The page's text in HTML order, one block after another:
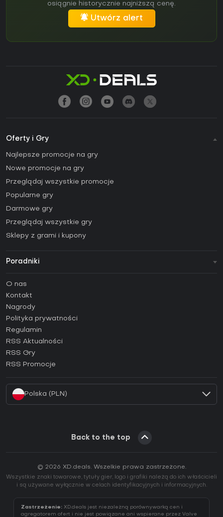
osiągnie historycznie najniższą cenę.
Utwórz alert
Oferty i Gry
Najlepsze promocje na gry
Nowe promocje na gry
Przeglądaj wszystkie promocje
Popularne gry
Darmowe gry
Przeglądaj wszystkie gry
Sklepy z grami i kupony
Poradniki
Poradniki
Jak aktywować klucz Steam (CD Key)?
Jak aktywować klucz Epic Games (CD Key)?
Jak aktywować klucz GOG (CD Key)?
Jak aktywować klucz Ubisoft Connect (CD Key)?
O nas
Kontakt
Nagrody
Polityka prywatności
Regulamin
RSS Aktualności
RSS Gry
RSS Promocje
Polska (PLN)
Back to the top
© 2026 XD.deals. Wszelkie prawa zastrzeżone.
Wszystkie znaki towarowe, tytuły gier, logo i grafiki należą do ich właścicieli
i są używane wyłącznie w celach identyfikacyjnych i informacyjnych.
Zastrzeżenie: XD.deals jest niezależną porównywarką cen i
agregatorem ofert i nie jest powiązane ani wspierane przez Valve